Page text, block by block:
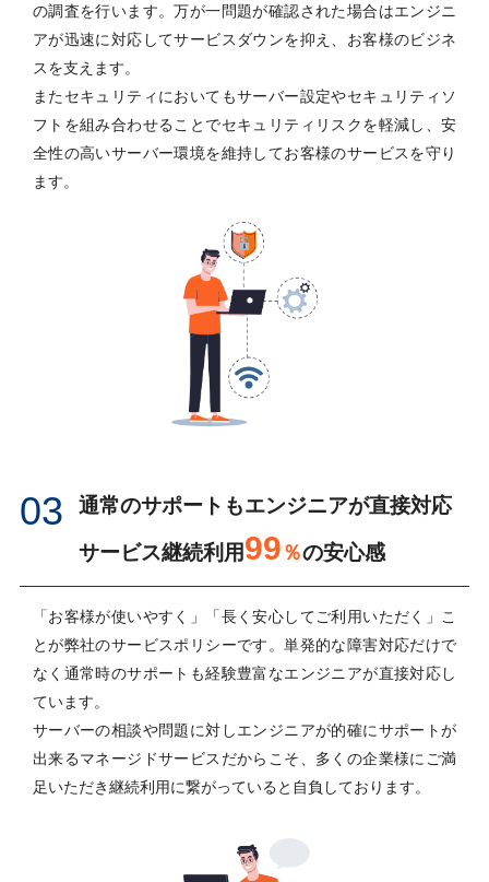
の調査を行います。万が一問題が確認された場合はエンジニ
アが迅速に対応してサービスダウンを抑え、お客様のビジネ
スを支えます。
またセキュリティにおいてもサーバー設定やセキュリティソ
フトを組み合わせることでセキュリティリスクを軽減し、安
全性の高いサーバー環境を維持してお客様のサービスを守り
ます。
03 通常のサポートもエンジニアが直接対応
サービス継続利用99％の安心感
「お客様が使いやすく」「長く安心してご利用いただく」こ
とが弊社のサービスポリシーです。単発的な障害対応だけで
なく通常時のサポートも経験豊富なエンジニアが直接対応し
ています。
サーバーの相談や問題に対しエンジニアが的確にサポートが
出来るマネージドサービスだからこそ、多くの企業様にご満
足いただき継続利用に繋がっていると自負しております。